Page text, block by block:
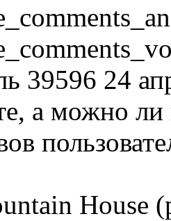
39596 24
а можно
House